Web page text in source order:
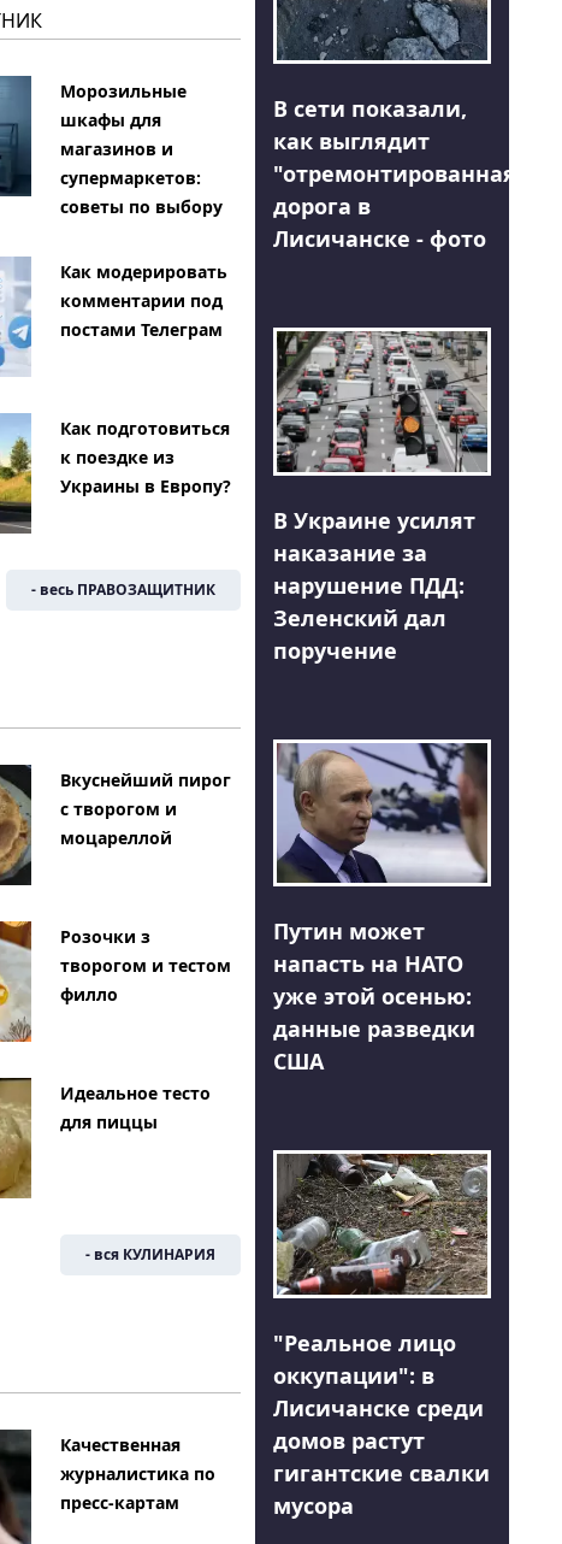
Морозильные
шкафы для
магазинов и
супермаркетов:
советы по выбору
Как модерировать
комментарии под
постами Телеграм
Как подготовиться
к поездке из
Украины в Европу?
- весь ПРАВОЗАЩИТНИК
Вкуснейший пирог
с творогом и
моцареллой
Розочки з
творогом и тестом
филло
Идеальное тесто
для пиццы
- вся КУЛИНАРИЯ
Качественная
журналистика по
пресс-картам
В сети показали,
как выглядит
"отремонтированная"
дорога в
Лисичанске - фото
В Украине усилят
наказание за
нарушение ПДД:
Зеленский дал
поручение
Путин может
напасть на НАТО
уже этой осенью:
данные разведки
США
"Реальное лицо
оккупации": в
Лисичанске среди
домов растут
гигантские свалки
мусора